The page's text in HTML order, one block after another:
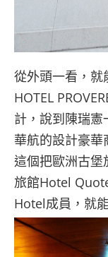
從外頭一看，就
HOTEL
計，說到陳瑞
華航的設計豪
這個把歐洲古堡
旅館Hotel
Hotel成員，就